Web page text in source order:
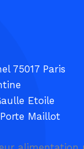
75017 Paris
Etoile
Maillot